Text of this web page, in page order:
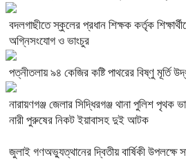
বদলগাছীতে স্কুলের প্রধান শিক্ষক কর্তৃক
অগ্নিসংযোগ ও ভাংচুর
পত্নীতলায় ৯৪ কেজির কষ্টি পাথরের বিষ্ণু মূর্তি
নারায়ণগঞ্জ জেলার সিদ্ধিরগঞ্জ থানা পুলিশ পৃথক
নারী পুরুষের নিকট ইয়াবাসহ দুই আটক
জুলাই গণঅভ্যুত্থানের দ্বিতীয় বার্ষিকী উপলক্ষে